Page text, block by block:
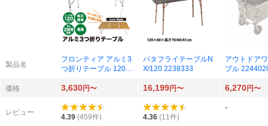
製品名
フロンティア アルミ3
つ折りテーブル 120x
調）
バタフライテーブルN
X/120 2238333
アウトドア
ブル
価格 3,630円〜 16,199円〜 6,270円〜
レビュー
4.39 (459件) 4.36 (11件)
-